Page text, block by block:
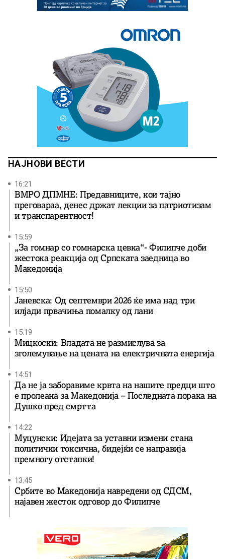
НАЈНОВИ ВЕСТИ
16:21
ВМРО ДПМНЕ: Предавниците, кои тајно
преговараа, денес држат лекции за патриотизам
и транспарентност!
15:59
„За гомнар со гомнарска цевка“- Филипче доби
жестока реакција од Српската заедница во
Македонија
15:50
Јаневска: Од септември 2026 ќе има над три
илјади првачиња помалку од лани
15:19
Мицкоски: Владата не размислува за
зголемување на цената на електричната енергија
14:51
Да не ја заборавиме крвта на нашите предци што
е пролеана за Македонија – Последната порака на
Душко пред смртта
14:22
Муцунски: Идејата за уставни измени стана
политички токсична, бидејќи се направија
премногу отстапки!
13:45
Србите во Македонија навредени од СДСМ,
најавен жесток одговор до Филипче